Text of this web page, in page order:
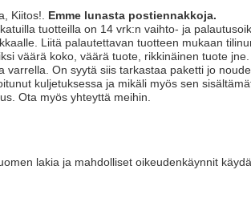
Kiitos!. Emme lunasta postiennakkoja.
tuotteilla on 14 vrk:n vaihto- ja
Liitä palautettavan tuotteen mukaan
väärä koko, väärä tuote, rikkinäinen tuote jne.
varrella. On syytä siis tarkastaa paketti jo
kuljetuksessa ja mikäli myös sen
Ota myös yhteyttä meihin.
lakia ja mahdolliset oikeudenkäynnit